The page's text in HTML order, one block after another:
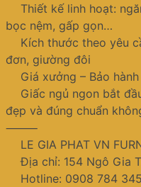
Thiết kế linh hoạt:
bọc nệm, gấp gọn…
Kích thước theo yêu
đơn, giường đôi
Giá xưởng – Bảo
Giấc ngủ ngon bắt
đẹp và đúng chuẩn
⸻
LE GIA PHAT VN
Địa chỉ: 154 Ngô Gia
Hotline: 0908 784